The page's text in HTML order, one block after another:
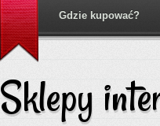
Sklepy
Gdzie kupować?